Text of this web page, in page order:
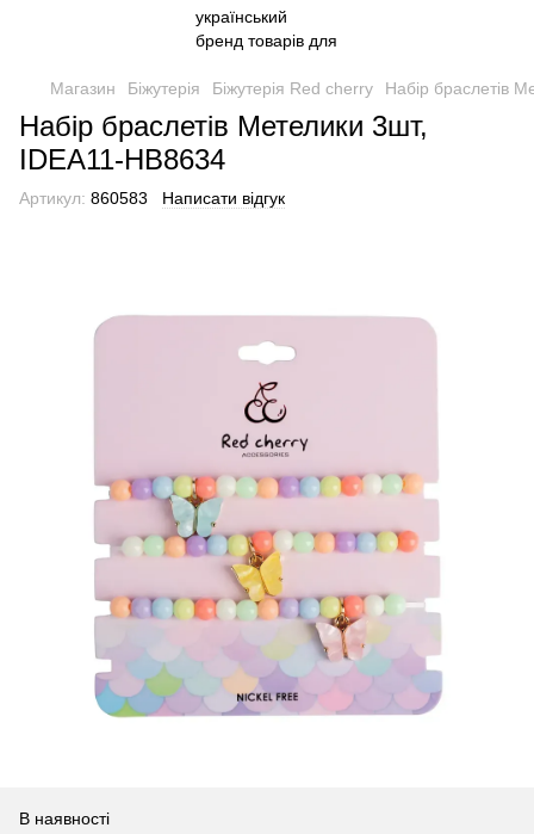
Магазин Біжутерія Біжутерія Red cherry Набір браслетів
Набір браслетів Метелики 3шт,
IDEA11-HB8634
Артикул: 860583 Написати відгук
В наявності